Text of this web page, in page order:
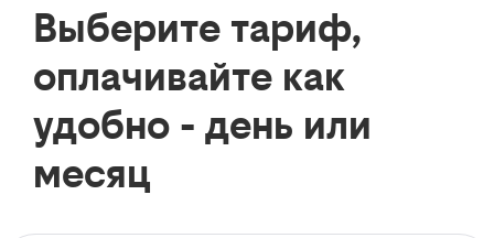
Выберите тариф,
оплачивайте как
удобно - день или
месяц